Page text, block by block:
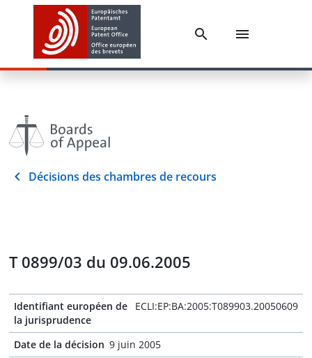
Décisions des chambres de recours
T 0899/03 du 09.06.2005
Identifiant européen de
la jurisprudence
ECLI:EP:BA:2005:T089903.20050609
Date de la décision 9 juin 2005